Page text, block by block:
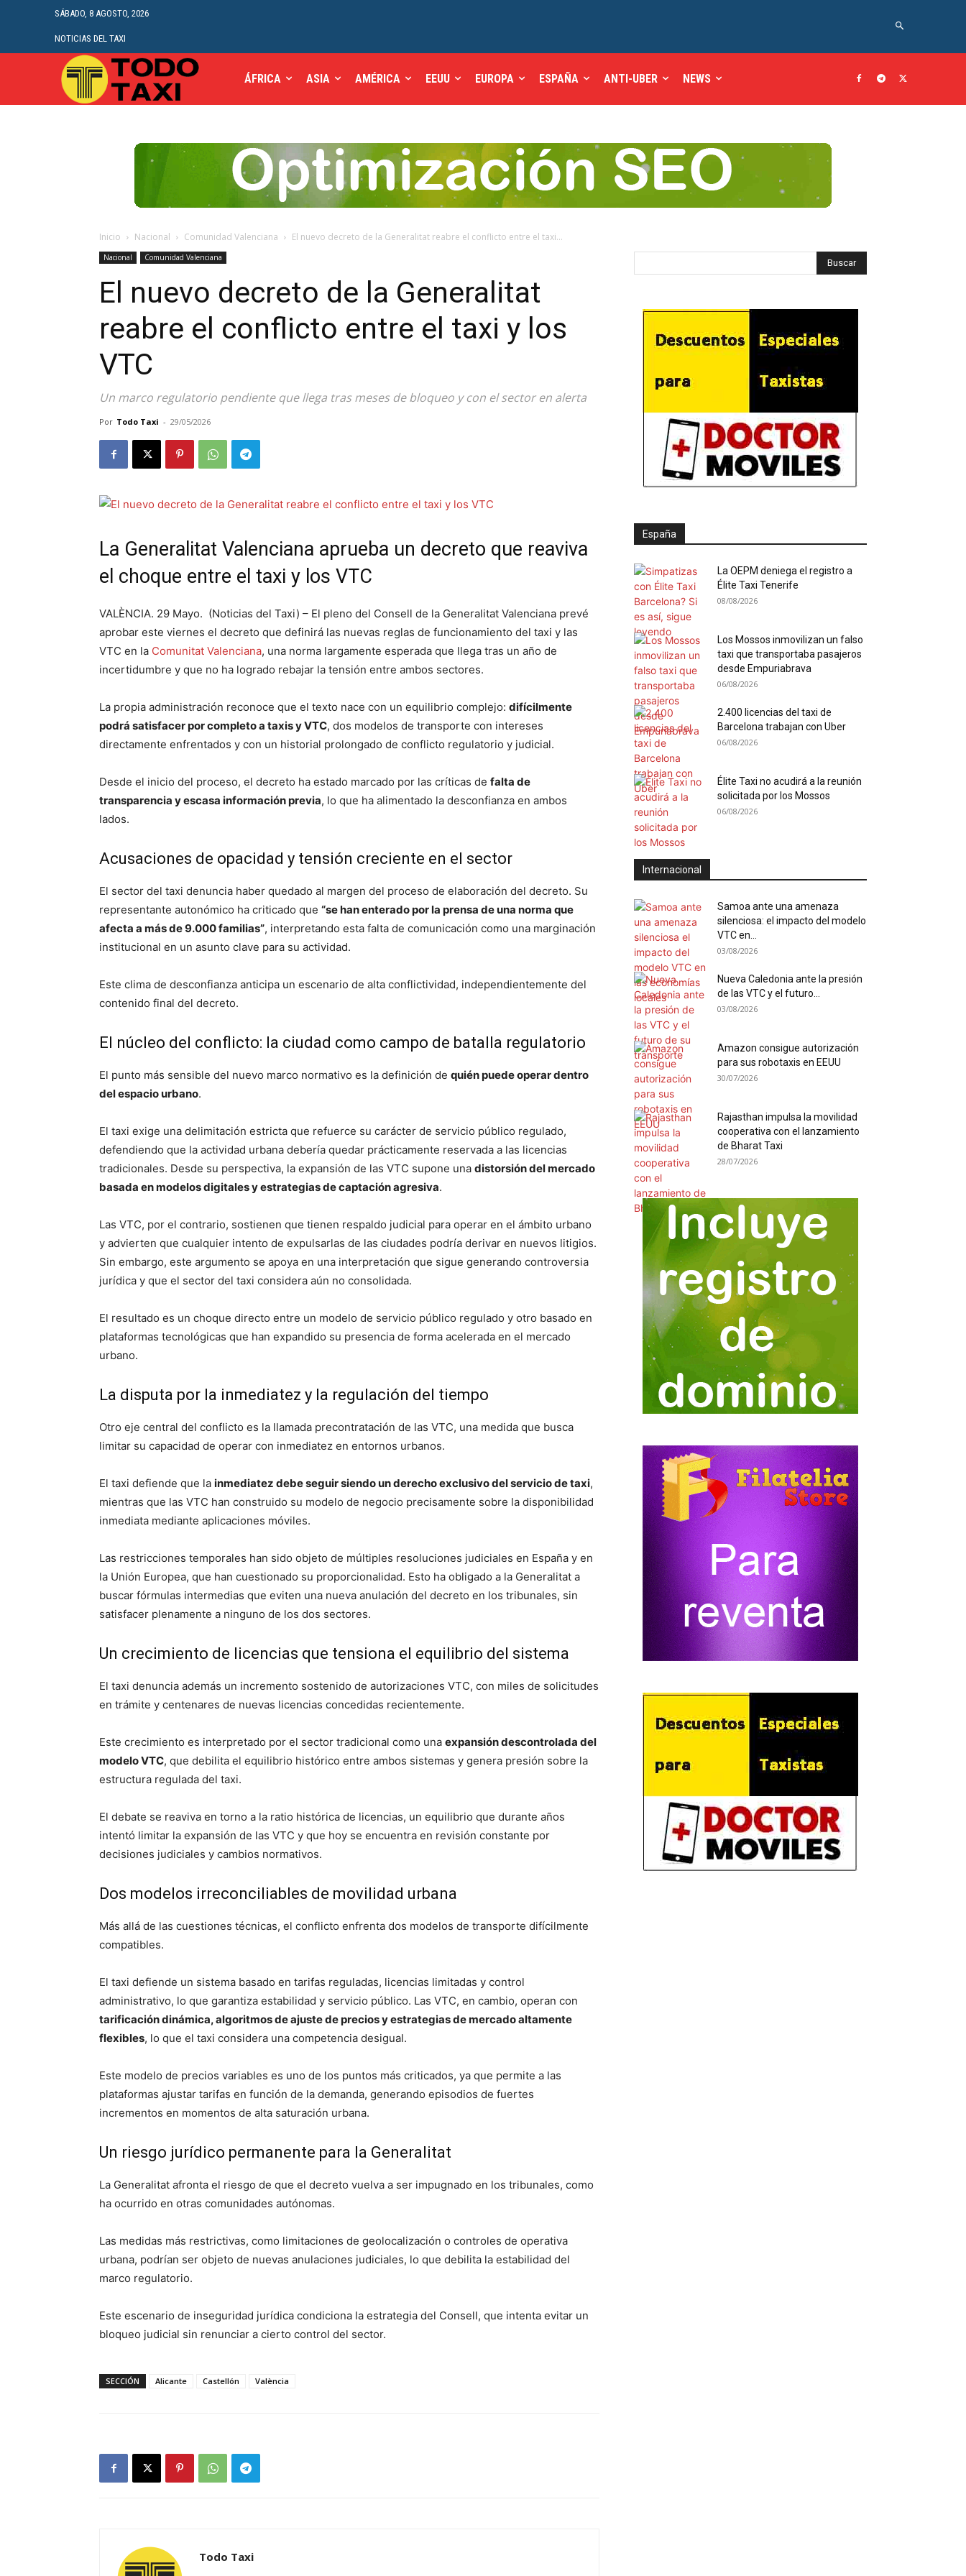
SÁBADO, 8 AGOSTO, 2026
NOTICIAS DEL TAXI
ÁFRICA ASIA AMÉRICA EEUU EUROPA ESPAÑA ANTI-UBER NEWS
Inicio Nacional Comunidad Valenciana El nuevo decreto de la Generalitat reabre el conflicto entre el taxi...
Nacional Comunidad Valenciana
El nuevo decreto de la Generalitat
reabre el conflicto entre el taxi y los
VTC
Un marco regulatorio pendiente que llega tras meses de bloqueo y con el sector en alerta
Por Todo Taxi - 29/05/2026
La Generalitat Valenciana aprueba un decreto que reaviva
el choque entre el taxi y los VTC
VALÈNCIA. 29 Mayo. (Noticias del Taxi) – El pleno del Consell de la Generalitat Valenciana prevé
aprobar este viernes el decreto que definirá las nuevas reglas de funcionamiento del taxi y las
VTC en la Comunitat Valenciana, una norma largamente esperada que llega tras un año de
incertidumbre y que no ha logrado rebajar la tensión entre ambos sectores.
La propia administración reconoce que el texto nace con un equilibrio complejo: difícilmente
podrá satisfacer por completo a taxis y VTC, dos modelos de transporte con intereses
directamente enfrentados y con un historial prolongado de conflicto regulatorio y judicial.
Desde el inicio del proceso, el decreto ha estado marcado por las críticas de falta de
transparencia y escasa información previa, lo que ha alimentado la desconfianza en ambos
lados.
Acusaciones de opacidad y tensión creciente en el sector
El sector del taxi denuncia haber quedado al margen del proceso de elaboración del decreto. Su
representante autonómico ha criticado que “se han enterado por la prensa de una norma que
afecta a más de 9.000 familias”, interpretando esta falta de comunicación como una marginación
institucional en un asunto clave para su actividad.
Este clima de desconfianza anticipa un escenario de alta conflictividad, independientemente del
contenido final del decreto.
El núcleo del conflicto: la ciudad como campo de batalla regulatorio
El punto más sensible del nuevo marco normativo es la definición de quién puede operar dentro
del espacio urbano.
El taxi exige una delimitación estricta que refuerce su carácter de servicio público regulado,
defendiendo que la actividad urbana debería quedar prácticamente reservada a las licencias
tradicionales. Desde su perspectiva, la expansión de las VTC supone una distorsión del mercado
basada en modelos digitales y estrategias de captación agresiva.
Las VTC, por el contrario, sostienen que tienen respaldo judicial para operar en el ámbito urbano
y advierten que cualquier intento de expulsarlas de las ciudades podría derivar en nuevos litigios.
Sin embargo, este argumento se apoya en una interpretación que sigue generando controversia
jurídica y que el sector del taxi considera aún no consolidada.
El resultado es un choque directo entre un modelo de servicio público regulado y otro basado en
plataformas tecnológicas que han expandido su presencia de forma acelerada en el mercado
urbano.
La disputa por la inmediatez y la regulación del tiempo
Otro eje central del conflicto es la llamada precontratación de las VTC, una medida que busca
limitar su capacidad de operar con inmediatez en entornos urbanos.
El taxi defiende que la inmediatez debe seguir siendo un derecho exclusivo del servicio de taxi,
mientras que las VTC han construido su modelo de negocio precisamente sobre la disponibilidad
inmediata mediante aplicaciones móviles.
Las restricciones temporales han sido objeto de múltiples resoluciones judiciales en España y en
la Unión Europea, que han cuestionado su proporcionalidad. Esto ha obligado a la Generalitat a
buscar fórmulas intermedias que eviten una nueva anulación del decreto en los tribunales, sin
satisfacer plenamente a ninguno de los dos sectores.
Un crecimiento de licencias que tensiona el equilibrio del sistema
El taxi denuncia además un incremento sostenido de autorizaciones VTC, con miles de solicitudes
en trámite y centenares de nuevas licencias concedidas recientemente.
Este crecimiento es interpretado por el sector tradicional como una expansión descontrolada del
modelo VTC, que debilita el equilibrio histórico entre ambos sistemas y genera presión sobre la
estructura regulada del taxi.
El debate se reaviva en torno a la ratio histórica de licencias, un equilibrio que durante años
intentó limitar la expansión de las VTC y que hoy se encuentra en revisión constante por
decisiones judiciales y cambios normativos.
Dos modelos irreconciliables de movilidad urbana
Más allá de las cuestiones técnicas, el conflicto enfrenta dos modelos de transporte difícilmente
compatibles.
El taxi defiende un sistema basado en tarifas reguladas, licencias limitadas y control
administrativo, lo que garantiza estabilidad y servicio público. Las VTC, en cambio, operan con
tarificación dinámica, algoritmos de ajuste de precios y estrategias de mercado altamente
flexibles, lo que el taxi considera una competencia desigual.
Este modelo de precios variables es uno de los puntos más criticados, ya que permite a las
plataformas ajustar tarifas en función de la demanda, generando episodios de fuertes
incrementos en momentos de alta saturación urbana.
Un riesgo jurídico permanente para la Generalitat
La Generalitat afronta el riesgo de que el decreto vuelva a ser impugnado en los tribunales, como
ha ocurrido en otras comunidades autónomas.
Las medidas más restrictivas, como limitaciones de geolocalización o controles de operativa
urbana, podrían ser objeto de nuevas anulaciones judiciales, lo que debilita la estabilidad del
marco regulatorio.
Este escenario de inseguridad jurídica condiciona la estrategia del Consell, que intenta evitar un
bloqueo judicial sin renunciar a cierto control del sector.
SECCIÓN Alicante Castellón València
Todo Taxi
España
La OEPM deniega el registro a
Élite Taxi Tenerife
08/08/2026
Los Mossos inmovilizan un falso
taxi que transportaba pasajeros
desde Empuriabrava
06/08/2026
2.400 licencias del taxi de
Barcelona trabajan con Uber
06/08/2026
Élite Taxi no acudirá a la reunión
solicitada por los Mossos
06/08/2026
Internacional
Samoa ante una amenaza
silenciosa: el impacto del modelo
VTC en...
03/08/2026
Nueva Caledonia ante la presión
de las VTC y el futuro...
03/08/2026
Amazon consigue autorización
para sus robotaxis en EEUU
30/07/2026
Rajasthan impulsa la movilidad
cooperativa con el lanzamiento
de Bharat Taxi
28/07/2026